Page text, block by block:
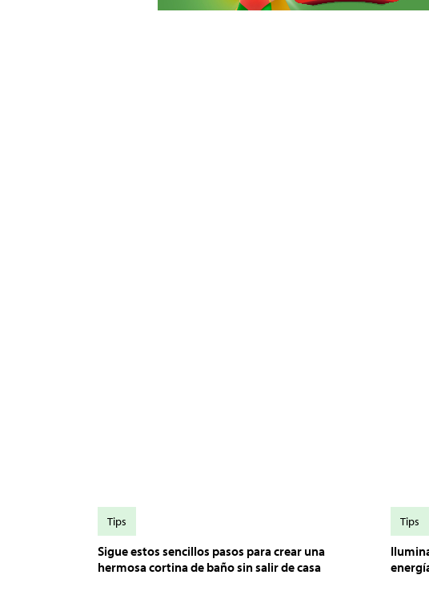
Sigue estos sencillos pasos para crear una
hermosa cortina de baño sin salir de casa
Tips Tips